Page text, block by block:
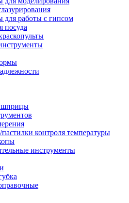
для работы с гипсом
посуда
шприцы
контроля температуры
инструменты